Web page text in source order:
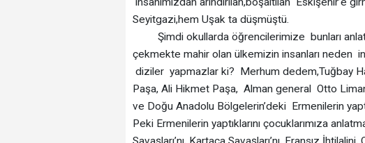
Seyitgazi,hem Uşak ta düşmüştü.
Şimdi okullarda öğrencilerimize bunları
çekmekte mahir olan ülkemizin insanları neden
diziler yapmazlar ki? Merhum dedem,Tuğbay
Paşa, Ali Hikmet Paşa, Alman general Otto
ve Doğu Anadolu Bölgelerin’deki Ermenilerin
Peki Ermenilerin yaptıklarını çocuklarımıza